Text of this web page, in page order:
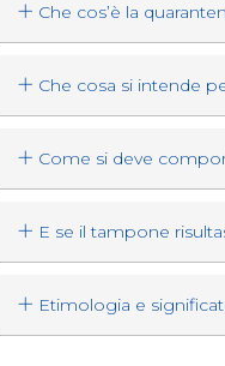
Che cos’è la
Che cosa si intende
Come si deve
E se il tampone
Etimologia e